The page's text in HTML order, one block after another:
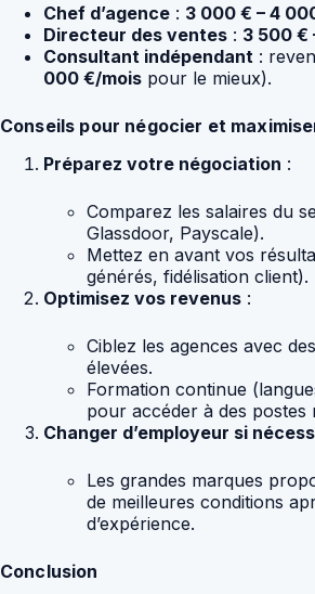
Chef d’agence : 3 000 € – 4
Directeur des ventes : 3 500 €
Consultant indépendant :
000 €/mois pour le mieux).
Conseils pour négocier et
Préparez votre négociation :
Comparez les salaires du
Glassdoor, Payscale).
Mettez en avant vos
générés, fidélisation client).
Optimisez vos revenus :
Ciblez les agences avec
élevées.
Formation continue
pour accéder à des postes
Changer d’employeur si
Les grandes marques
de meilleures conditions
d’expérience.
Conclusion